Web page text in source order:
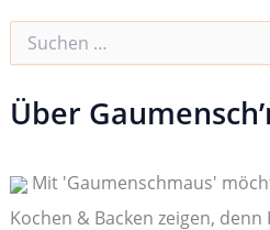
h
e
a
c
Über
Mit 'Gaumenschmaus'
Kochen & Backen zeigen,